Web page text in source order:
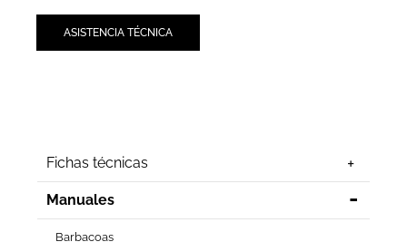
ASISTENCIA TÉCNICA
Fichas técnicas
Manuales
Barbacoas